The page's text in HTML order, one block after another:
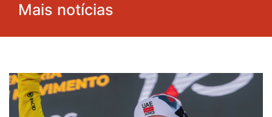
Mais notícias